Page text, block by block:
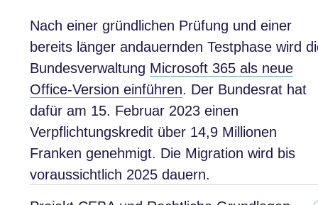
Nach einer gründlichen Prüfung und einer
bereits länger andauernden Testphase wird
Bundesverwaltung Microsoft 365 als neue
Office-Version einführen. Der Bundesrat hat
dafür am 15. Februar 2023 einen
Verpflichtungskredit über 14,9 Millionen
Franken genehmigt. Die Migration wird bis
voraussichtlich 2025 dauern.